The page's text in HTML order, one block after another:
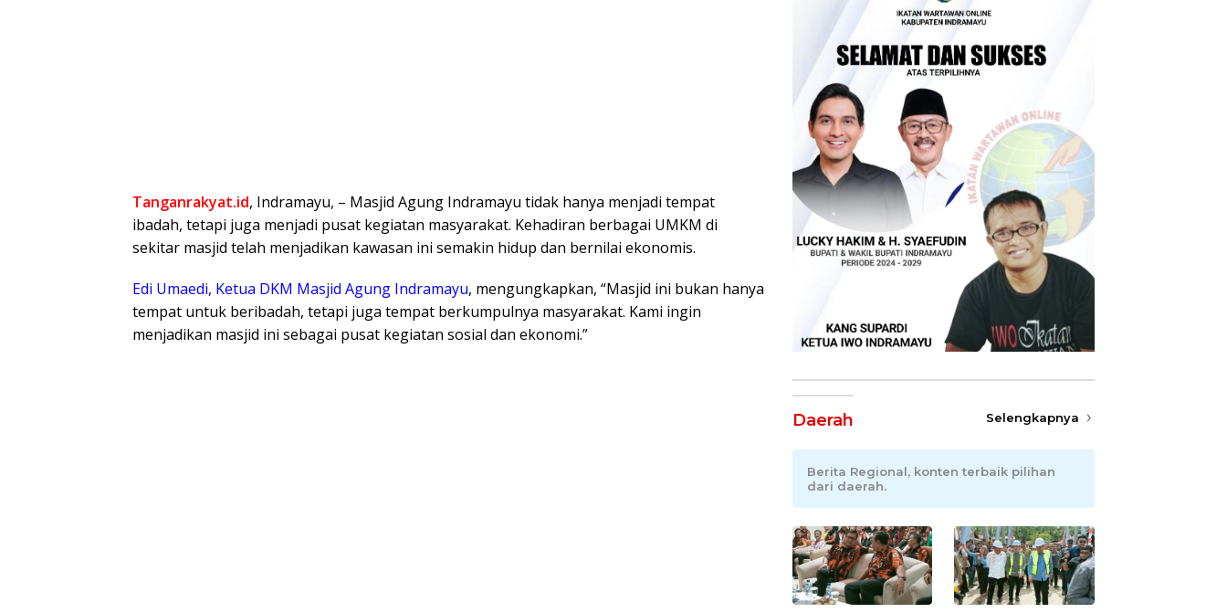
Tanganrakyat.id, Indramayu, – Masjid Agung Indramayu tidak hanya menjadi tempat
ibadah, tetapi juga menjadi pusat kegiatan masyarakat. Kehadiran berbagai UMKM di
sekitar masjid telah menjadikan kawasan ini semakin hidup dan bernilai ekonomis.
Edi Umaedi, Ketua DKM Masjid Agung Indramayu, mengungkapkan, “Masjid ini bukan hanya
tempat untuk beribadah, tetapi juga tempat berkumpulnya masyarakat. Kami ingin
menjadikan masjid ini sebagai pusat kegiatan sosial dan ekonomi.”
Daerah Selengkapnya
Berita Regional, konten terbaik pilihan
dari daerah.